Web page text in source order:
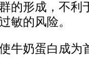
的形成，不利
敏的风险。
奶蛋白成为